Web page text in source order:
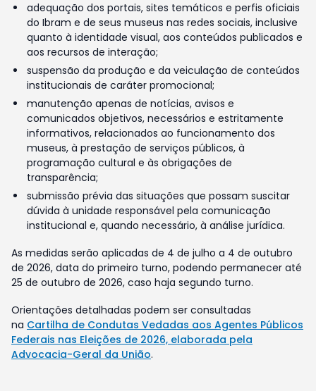
adequação dos portais, sites temáticos e perfis oficiais
do Ibram e de seus museus nas redes sociais, inclusive
quanto à identidade visual, aos conteúdos publicados e
aos recursos de interação;
suspensão da produção e da veiculação de conteúdos
institucionais de caráter promocional;
manutenção apenas de notícias, avisos e
comunicados objetivos, necessários e estritamente
informativos, relacionados ao funcionamento dos
museus, à prestação de serviços públicos, à
programação cultural e às obrigações de
transparência;
submissão prévia das situações que possam suscitar
dúvida à unidade responsável pela comunicação
institucional e, quando necessário, à análise jurídica.
As medidas serão aplicadas de 4 de julho a 4 de outubro
de 2026, data do primeiro turno, podendo permanecer até
25 de outubro de 2026, caso haja segundo turno.
Orientações detalhadas podem ser consultadas
na Cartilha de Condutas Vedadas aos Agentes Públicos
Federais nas Eleições de 2026, elaborada pela
Advocacia-Geral da União.